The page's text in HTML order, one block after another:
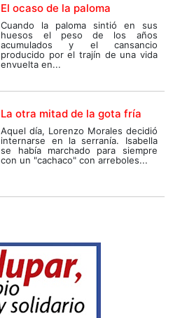
El ocaso de la paloma
Cuando la paloma sintió en sus
huesos el peso de los años
acumulados y el cansancio
producido por el trajín de una vida
envuelta en...
La otra mitad de la gota fría
Aquel día, Lorenzo Morales decidió
internarse en la serranía. Isabella
se había marchado para siempre
con un "cachaco" con arreboles...